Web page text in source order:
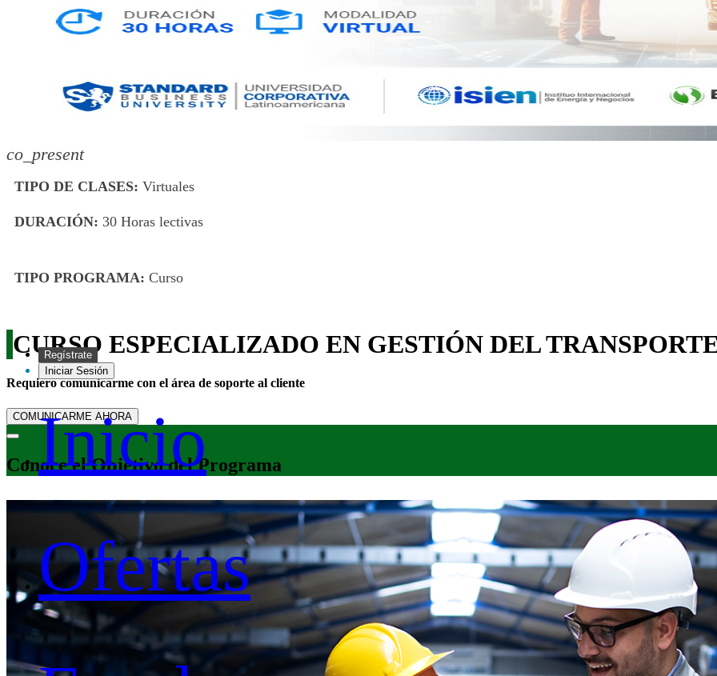
Regístrate
Iniciar Sesión
Inicio
Ofertas
co_present
TIPO DE CLASES: Virtuales
DURACIÓN: 30 Horas lectivas
TIPO PROGRAMA: Curso
CURSO ESPECIALIZADO EN GESTIÓN DEL
Requiero comunicarme con el área de soporte al cliente
COMUNICARME AHORA
Conoce el Objetivo del Programa